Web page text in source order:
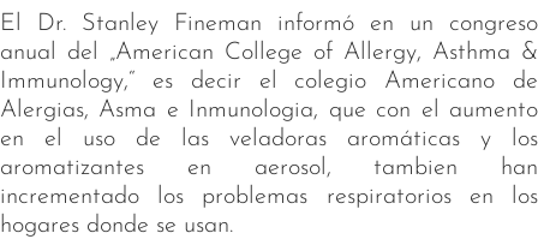
El Dr. Stanley Fineman informó en un congreso
anual del „American College of Allergy, Asthma &
Immunology,“ es decir el colegio Americano de
Alergias, Asma e Inmunologia, que con el aumento
en el uso de las veladoras aromáticas y los
aromatizantes en aerosol, tambien han
incrementado los problemas respiratorios en los
hogares donde se usan.